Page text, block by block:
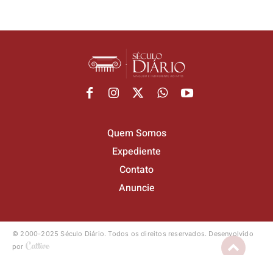
Quem Somos
Expediente
Contato
Anuncie
© 2000-2025 Século Diário.Todos os direitos reservados. Desenvolvido
por